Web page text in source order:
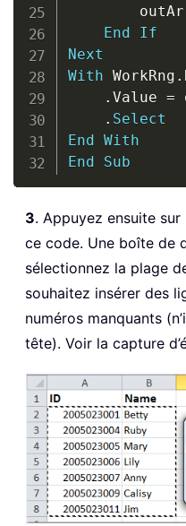
End
If
Next
With WorkRng .
. Value =
. Select
End With
End
Sub
3. Appuyez ensuite
ce code. Une boîte de
sélectionnez la plage
souhaitez insérer des
numéros manquants
tête). Voir la capture